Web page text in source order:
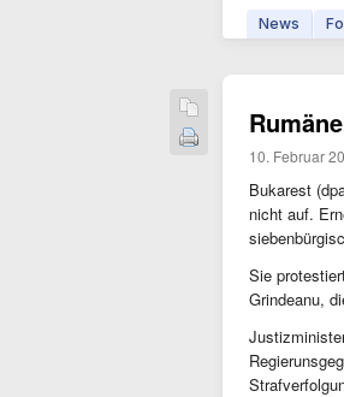
News
10. Februar
Bukarest
nicht auf.
Sie
Grindeanu,